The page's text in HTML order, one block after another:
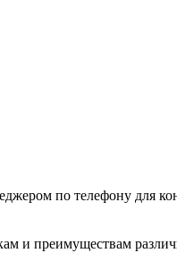
по телефону для
и преимуществам